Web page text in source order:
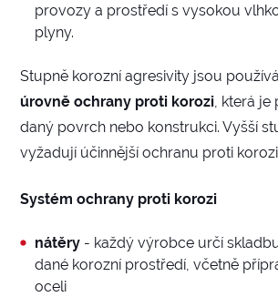
provozy a prostředí s vysokou
plyny.
Stupně korozní agresivity jsou
úrovně ochrany proti korozi, která je
daný povrch nebo konstrukci. Vyšší
vyžadují účinnější ochranu proti
Systém ochrany proti korozi
nátěry - každý výrobce určí
dané korozní prostředí, včetně
oceli